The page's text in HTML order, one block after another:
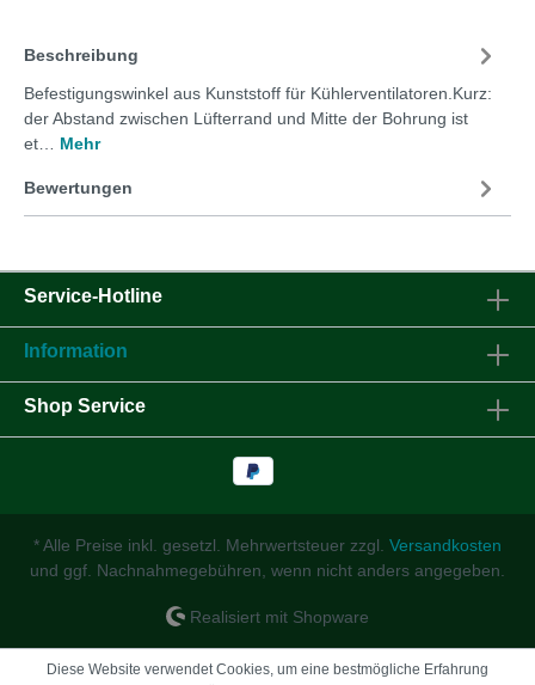
Beschreibung
Befestigungswinkel aus Kunststoff für Kühlerventilatoren.Kurz:
der Abstand zwischen Lüfterrand und Mitte der Bohrung ist
et… Mehr
Bewertungen
Service-Hotline
Information
Shop Service
* Alle Preise inkl. gesetzl. Mehrwertsteuer zzgl. Versandkosten
und ggf. Nachnahmegebühren, wenn nicht anders angegeben.
Realisiert mit Shopware
Diese Website verwendet Cookies, um eine bestmögliche Erfahrung